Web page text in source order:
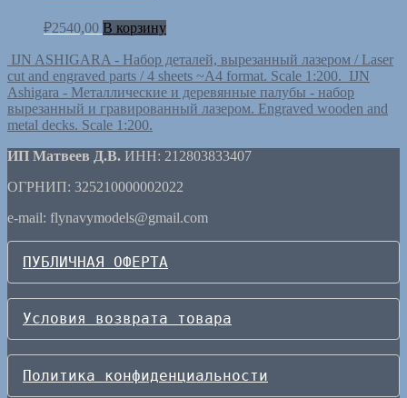
₽2540,00 В корзину
IJN ASHIGARA - Набор деталей, вырезанный лазером / Laser
cut and engraved parts / 4 sheets ~A4 format. Scale 1:200. IJN
Ashigara - Металлические и деревянные палубы - набор
вырезанный и гравированный лазером. Engraved wooden and
metal decks. Scale 1:200.
ИП Матвеев Д.В. ИНН: 212803833407
ОГРНИП: 325210000002022
e-mail: flynavymodels@gmail.com
ПУБЛИЧНАЯ ОФЕРТА
Условия возврата товара
Политика конфиденциальности